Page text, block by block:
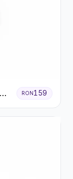
RON159